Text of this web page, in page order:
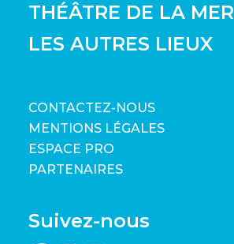
THÉÂTRE DE LA MER
LES AUTRES LIEUX
CONTACTEZ-NOUS
MENTIONS LÉGALES
ESPACE PRO
PARTENAIRES
Suivez-nous